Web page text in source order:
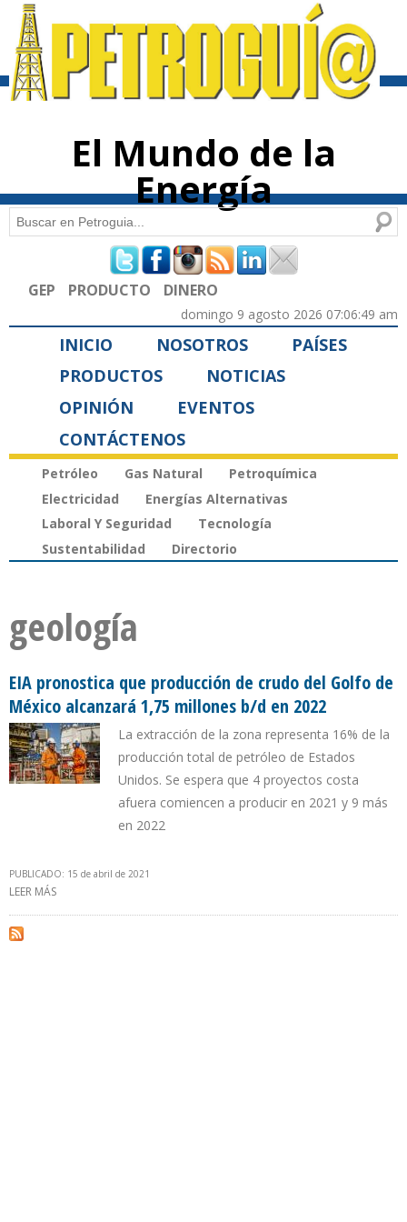
contenido
El Mundo de la
Energía
Formulario de búsqueda
Buscar
GEP PRODUCTO DINERO
domingo 9 agosto 2026 07:06:49 am
INICIO NOSOTROS
PAÍSES
PRODUCTOS
NOTICIAS
OPINIÓN
EVENTOS
CONTÁCTENOS
Petróleo Gas Natural
Petroquímica
Electricidad
Energías Alternativas
Laboral Y Seguridad
Tecnología
Sustentabilidad
Directorio
geología
EIA pronostica que producción de crudo del Golfo de
México alcanzará 1,75 millones b/d en 2022
La extracción de la zona representa 16% de la
producción total de petróleo de Estados
Unidos. Se espera que 4 proyectos costa
afuera comiencen a producir en 2021 y 9 más
en 2022
PUBLICADO: 15 de abril de 2021
LEER MÁS